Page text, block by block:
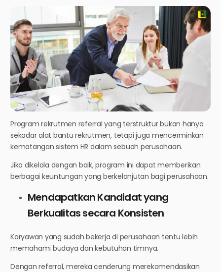
Program rekrutmen referral yang terstruktur bukan hanya
sekadar alat bantu rekrutmen, tetapi juga mencerminkan
kematangan sistem HR dalam sebuah perusahaan.
Jika dikelola dengan baik, program ini dapat memberikan
berbagai keuntungan yang berkelanjutan bagi perusahaan.
Mendapatkan Kandidat yang
Berkualitas secara Konsisten
Karyawan yang sudah bekerja di perusahaan tentu lebih
memahami budaya dan kebutuhan timnya.
Dengan referral, mereka cenderung merekomendasikan